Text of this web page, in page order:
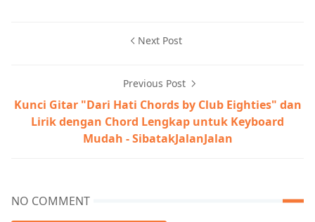
Next Post
Previous Post
Kunci Gitar "Dari Hati Chords by Club Eighties" dan
Lirik dengan Chord Lengkap untuk Keyboard
Mudah - SibatakJalanJalan
NO COMMENT